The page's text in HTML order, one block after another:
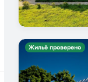
Жильё проверено